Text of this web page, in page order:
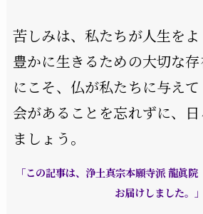
苦しみは、私たちが人生をよ
豊かに生きるための大切な
にこそ、仏が私たちに与え
会があることを忘れずに、
ましょう。
「この記事は、浄土真宗本願寺派 龍眞
お届けしました。」